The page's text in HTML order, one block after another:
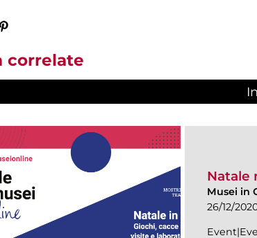
correlate
Natale
Musei in
26/12/